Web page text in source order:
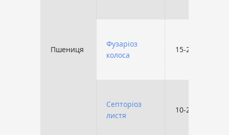
Пшениця
Фузаріоз
колоса
15-25
Септоріоз
листя
10-20